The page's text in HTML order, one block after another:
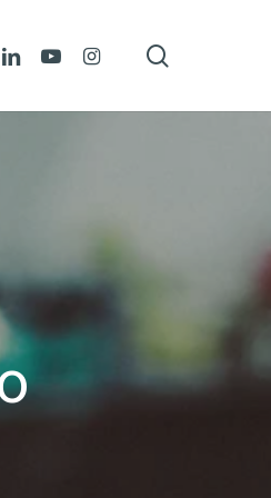
LinkedinYoutubeInstagram